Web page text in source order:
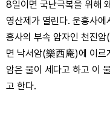
8일이면 국난극복을 위해
영산제가 열린다. 운흥사
흥사의 부속 암자인 천진
면 낙서암(樂西庵)에 이르
암은 물이 세다고 하고 이
고 한다.